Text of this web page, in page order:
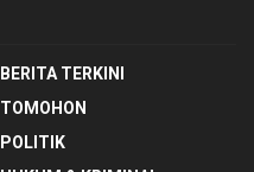
BERITA TERKINI
TOMOHON
POLITIK